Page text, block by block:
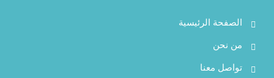
الصفحة الرئيسية
من نحن
تواصل معنا